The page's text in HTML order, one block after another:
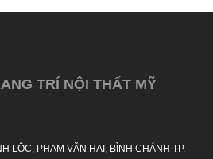
TRÍ NỘI THẤT MỸ
LỘC, PHẠM VĂN HAI, BÌNH CHÁNH TP.